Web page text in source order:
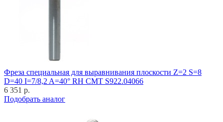
Фреза специальная для выравнивания плоскости Z=2 S=8
D=40 I=7/8,2 A=40° RH CMT S922.04066
6 351 р.
Подобрать аналог